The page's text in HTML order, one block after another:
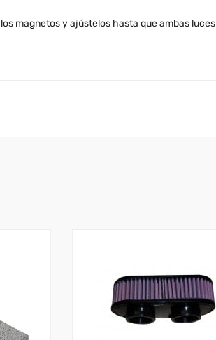
magnetos y ajústelos hasta que ambas luces